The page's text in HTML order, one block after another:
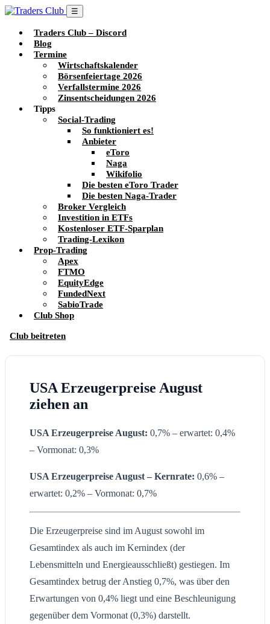
☰
Traders Club – Discord
Blog
Termine
Wirtschaftskalender
Börsenfeiertage 2026
Verfallstermine 2026
Zinsentscheidungen 2026
Tipps
Social-Trading
So funktioniert es!
Anbieter
eToro
Naga
Wikifolio
Die besten eToro Trader
Die besten Naga-Trader
Broker Vergleich
Investition in ETFs
Kostenloser ETF-Sparplan
Trading-Lexikon
Prop-Trading
Apex
FTMO
EquityEdge
FundedNext
SabioTrade
Club Shop
Club beitreten
USA Erzeugerpreise August
ziehen an
USA Erzeugerpreise August: 0,7% – erwartet: 0,4%
– Vormonat: 0,3%
USA Erzeugerpreise August – Kernrate: 0,6% –
erwartet: 0,2% – Vormonat: 0,7%
Die Erzeugerpreise sind im August sowohl im
Gesamtindex als auch im Kernindex (der
Lebensmitteln und Energieausschließt) gestiegen. Im
Gesamtindex betrug der Anstieg 0,7%, was über den
Erwartungen von 0,4% liegt und eine Beschleunigung
gegenüber dem Vormonat (0,3%) darstellt.